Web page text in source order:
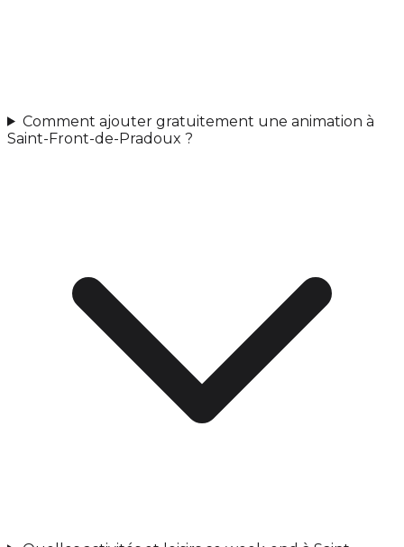
Comment ajouter gratuitement une animation à
Saint-Front-de-Pradoux ?